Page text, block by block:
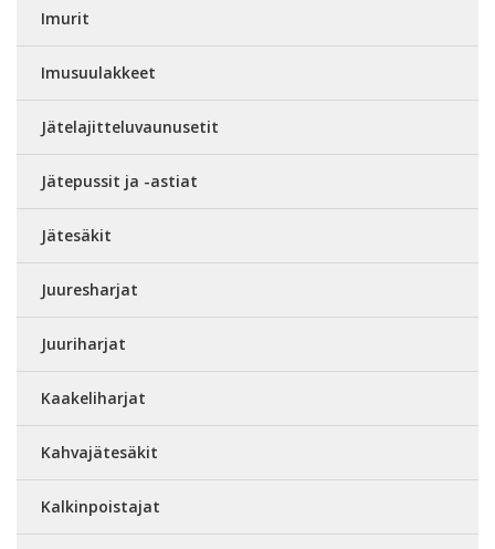
Imurit
Imusuulakkeet
Jätelajitteluvaunusetit
Jätepussit ja -astiat
Jätesäkit
Juuresharjat
Juuriharjat
Kaakeliharjat
Kahvajätesäkit
Kalkinpoistajat